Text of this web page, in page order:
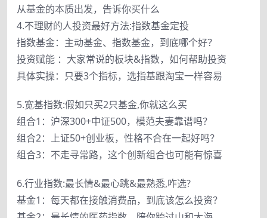
从基金的本质出发，告诉你买什么
4.不理财的人投资最好方法:指数基金定投
指数基金：主动基金、指数基金，到底哪个好？
投资赋能 ：大家常说的板块&指数，如何帮助投资
具体实操：只要3个指标，选指基跟淘宝一样容易
5.宽基指数:假如只买2只基金,你就这么买
组合1：沪深300+中证500，模范夫妻靠谱吗？
组合2：上证50+创业板，性格不合在一起好吗？
组合3：不走寻常路，这个创新组合也可能有惊喜
6.行业指数:最长情&最心跳&最熟悉,咋选?
基金1：每天都在接触消费品，到底该怎么投资？